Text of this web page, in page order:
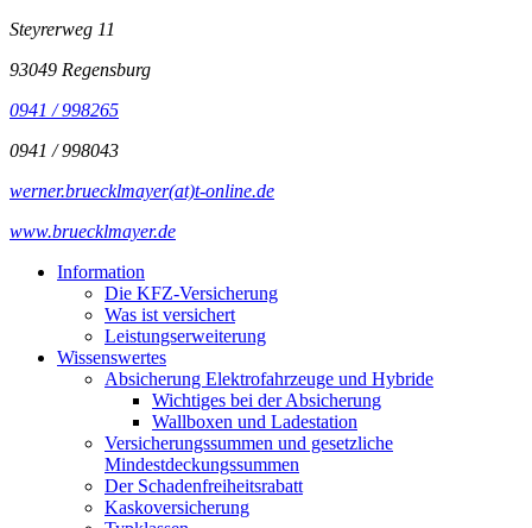
Steyrerweg 11
93049 Regensburg
0941 / 998265
0941 / 998043
werner.bruecklmayer(at)t-online.de
www.bruecklmayer.de
Information
Die KFZ-Versicherung
Was ist versichert
Leistungserweiterung
Wissenswertes
Absicherung Elektrofahrzeuge und Hybride
Wichtiges bei der Absicherung
Wallboxen und Ladestation
Versicherungssummen und gesetzliche
Mindestdeckungssummen
Der Schadenfreiheitsrabatt
Kaskoversicherung